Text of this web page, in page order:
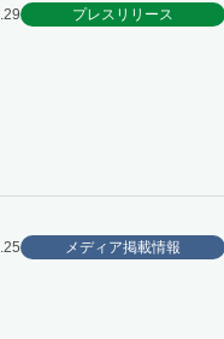
プレスリリース
メディア掲載情報